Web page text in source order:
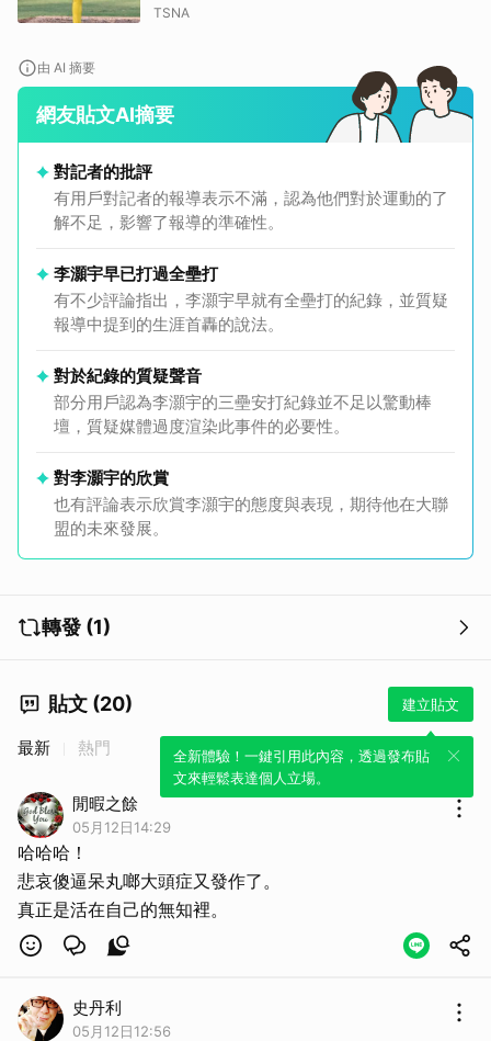
TSNA
由 AI 摘要
網友貼文AI摘要
對記者的批評
有用戶對記者的報導表示不滿，認為他們對於運動的了
解不足，影響了報導的準確性。
李灝宇早已打過全壘打
有不少評論指出，李灝宇早就有全壘打的紀錄，並質疑
報導中提到的生涯首轟的說法。
對於紀錄的質疑聲音
部分用戶認為李灝宇的三壘安打紀錄並不足以驚動棒
壇，質疑媒體過度渲染此事件的必要性。
對李灝宇的欣賞
也有評論表示欣賞李灝宇的態度與表現，期待他在大聯
盟的未來發展。
轉發 (1)
貼文 (20) 建立貼文
全新體驗！一鍵引用此內容，透過發布貼
文來輕鬆表達個人立場。
最新 熱門
閒暇之餘
05月12日14:29
哈哈哈！
悲哀傻逼呆丸啷大頭症又發作了。
真正是活在自己的無知裡。
史丹利
05月12日12:56